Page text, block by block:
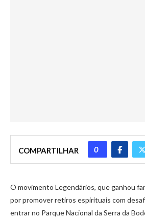
COMPARTILHAR 0
O movimento Legendários, que ganhou
por promover retiros espirituais com
entrar no Parque Nacional da Serra da